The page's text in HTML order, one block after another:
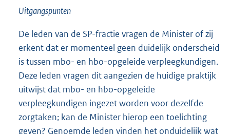
Uitgangspunten
De leden van de SP-fractie vragen de Minister of zij
erkent dat er momenteel geen duidelijk onderscheid
is tussen mbo- en hbo-opgeleide verpleegkundigen.
Deze leden vragen dit aangezien de huidige praktijk
uitwijst dat mbo- en hbo-opgeleide
verpleegkundigen ingezet worden voor dezelfde
zorgtaken; kan de Minister hierop een toelichting
geven? Genoemde leden vinden het onduidelijk wat